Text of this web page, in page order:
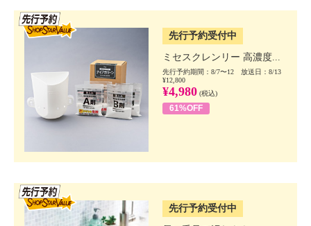
先行予約受付中
ミセスクレンリー 高濃度...
先行予約期間：8/7〜12 放送日：8/13
¥12,800
¥4,980 (税込)
61%OFF
先行予約受付中